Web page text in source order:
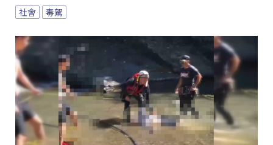
社會 毒駕